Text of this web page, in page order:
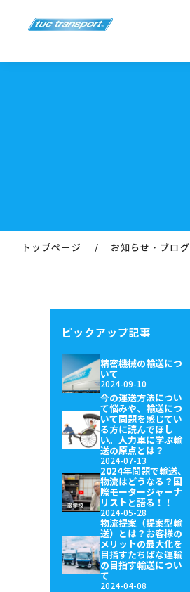
トップページ お知らせ・ブログ
ピックアップ記事
精密機械の輸送につ
いて
2024-09-10
今の運送方法につい
て悩みや、輸送につ
いて問題を感じてい
る方に読んでほし
い。人力車に学ぶ輸
送の原点とは？
2024-07-13
2024年問題で輸送、
物流はどうなる？国
際モータージャーナ
リストと語る！！
2024-05-28
物流提案（提案型輸
送）とは？お客様の
メリットの最大化を
目指すたちばな運輸
の目指す輸送につい
て
2024-04-08